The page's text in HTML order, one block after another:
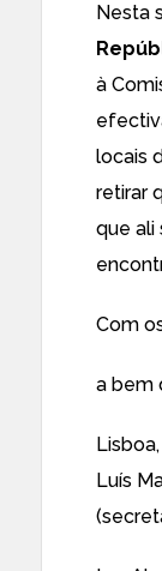
Nesta
à
locais
retirar
que ali
Com
a bem
Luís